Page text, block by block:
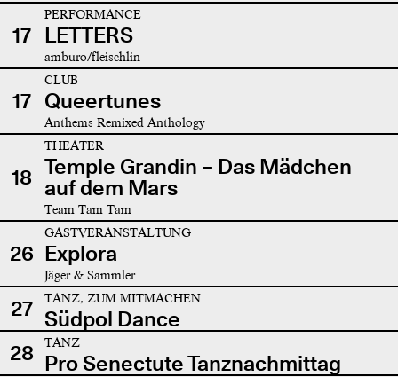
17
PERFORMANCE
LETTERS
amburo/fleischlin
17
CLUB
Queertunes
Anthems Remixed Anthology
18
THEATER
Temple Grandin – Das Mädchen
auf dem Mars
Team Tam Tam
26
GASTVERANSTALTUNG
Explora
Jäger & Sammler
27 TANZ, ZUM MITMACHEN
Südpol Dance
28
TANZ
Pro Senectute Tanznachmittag